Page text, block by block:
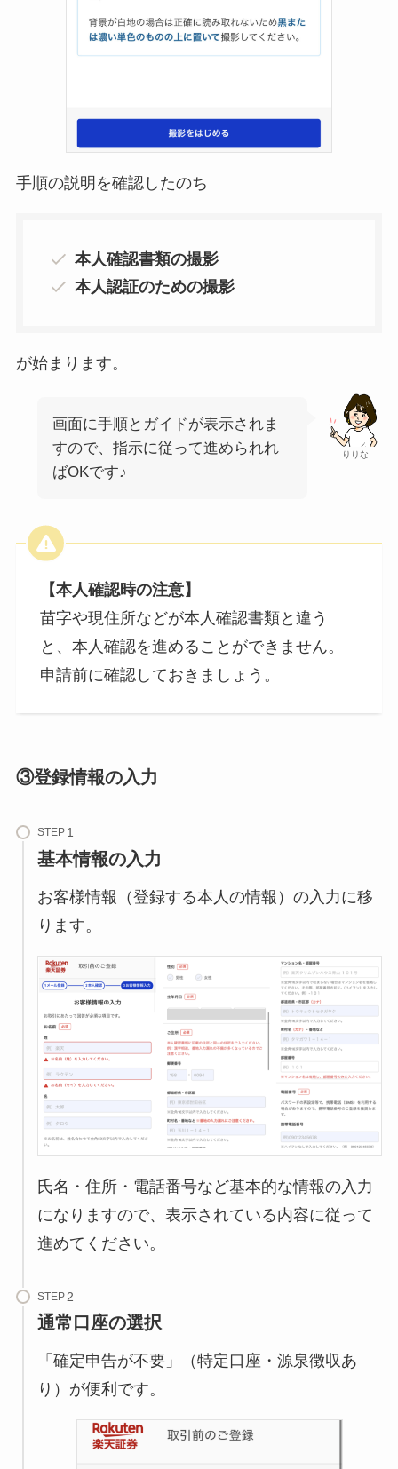
手順の説明を確認したのち
本人確認書類の撮影
本人認証のための撮影
が始まります。
りりな
画面に手順とガイドが表示されま
すので、指示に従って進められれ
ばOKです♪
【本人確認時の注意】
苗字や現住所などが本人確認書類と違う
と、本人確認を進めることができません。
申請前に確認しておきましょう。
③登録情報の入力
STEP
基本情報の入力
お客様情報（登録する本人の情報）の入力に移
ります。
氏名・住所・電話番号など基本的な情報の入力
になりますので、表示されている内容に従って
進めてください。
STEP
通常口座の選択
「確定申告が不要」（特定口座・源泉徴収あ
り）が便利です。